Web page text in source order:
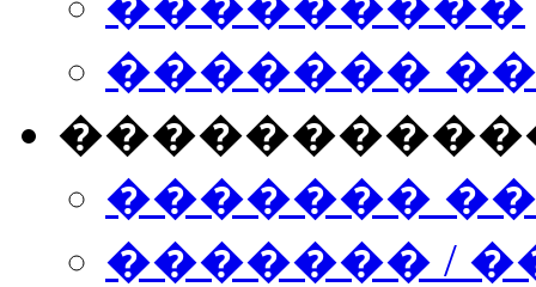
�������
�������
������� /